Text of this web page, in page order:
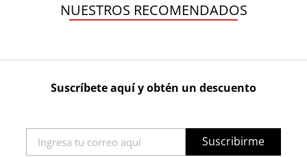
NUESTROS RECOMENDADOS
Suscríbete aquí y obtén un descuento
Suscribirme